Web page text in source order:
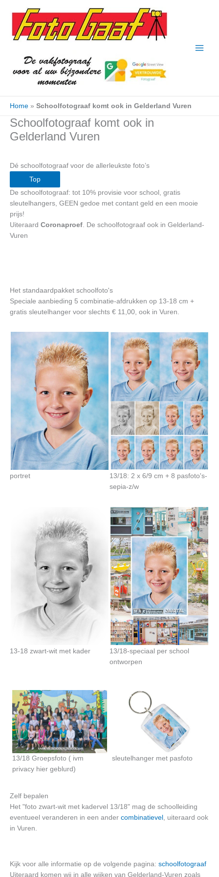
naar
inhoud
Home » Schoolfotograaf komt ook in Gelderland Vuren
Schoolfotograaf komt ook in
Gelderland Vuren
Dé schoolfotograaf voor de allerleukste foto’s
Top
De schoolfotograaf: tot 10% provisie voor school, gratis
sleutelhangers, GEEN gedoe met contant geld en een mooie
prijs!
Uiteraard Coronaproef . De schoolfotograaf ook in Gelderland-
Vuren
Het standaardpakket schoolfoto's
Speciale aanbieding 5 combinatie-afdrukken op 13-18 cm +
gratis sleutelhanger voor slechts € 11,00, ook in Vuren.
portret
13/18: 2 x 6/9 cm + 8 pasfoto's-
sepia-z/w
13-18 zwart-wit met kader
13/18-speciaal per school
ontworpen
13/18 Groepsfoto ( ivm
privacy hier geblurd)
sleutelhanger met pasfoto
Zelf bepalen
Het "foto zwart-wit met kadervel 13/18" mag de schoolleiding
eventueel veranderen in een ander combinatievel , uiteraard ook
in Vuren.
Kijk voor alle informatie op de volgende pagina: schoolfotograaf
Uiteraard komen wij in alle wijken van Gelderland-Vuren zoals